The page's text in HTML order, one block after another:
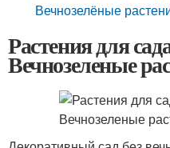
Вечнозелёные
Растения для
Вечнозеленые